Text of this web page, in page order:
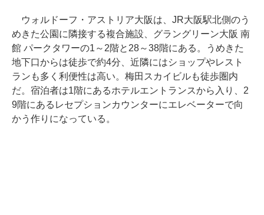
ウォルドーフ・アストリア大阪は、JR大阪駅北側のう
めきた公園に隣接する複合施設、グラングリーン大阪 南
館 パークタワーの1～2階と28～38階にある。うめきた
地下口からは徒歩で約4分、近隣にはショップやレスト
ランも多く利便性は高い。梅田スカイビルも徒歩圏内
だ。宿泊者は1階にあるホテルエントランスから入り、2
9階にあるレセプションカウンターにエレベーターで向
かう作りになっている。